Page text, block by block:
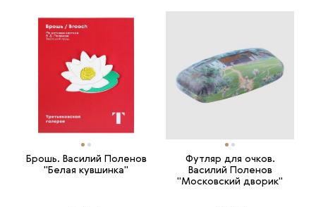
Брошь. Василий Поленов
"Белая кувшинка"
Футляр для очков.
Василий Поленов
"Московский дворик"